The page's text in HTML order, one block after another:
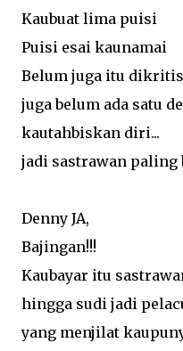
Kaubuat lima puisi
Puisi esai kaunamai
Belum juga itu
juga belum ada satu
kautahbiskan diri...
jadi sastrawan
Denny JA,
Bajingan!!!
Kaubayar itu
hingga sudi jadi
yang menjilat